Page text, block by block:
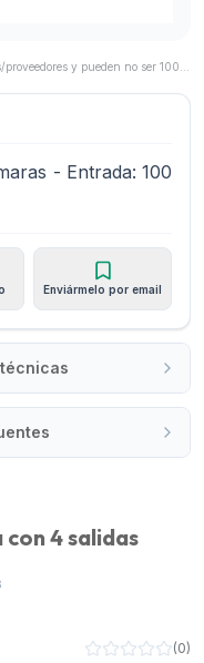
- Entrada: 100
Enviármelo por email
4 salidas
(0)